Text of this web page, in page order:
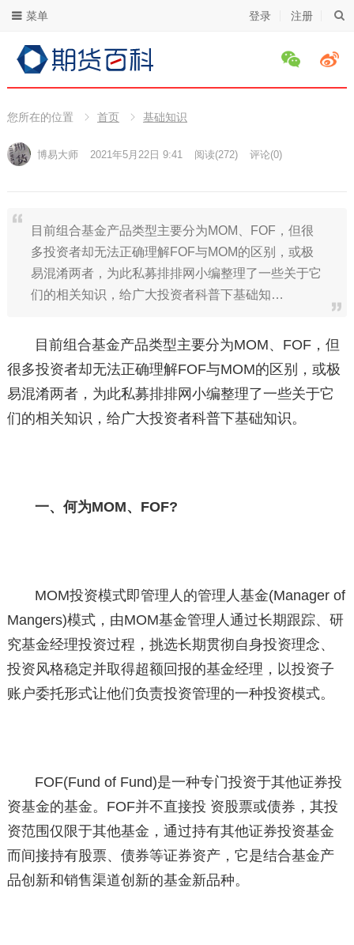
登录 注册
菜单
您所在的位置 首页 基础知识
博易大师 2021年5月22日 9:41 阅读(272) 评论(0)
目前组合基金产品类型主要分为MOM、FOF，但很
多投资者却无法正确理解FOF与MOM的区别，或极
易混淆两者，为此私募排排网小编整理了一些关于它
们的相关知识，给广大投资者科普下基础知…
目前组合基金产品类型主要分为MOM、FOF，但
很多投资者却无法正确理解FOF与MOM的区别，或极
易混淆两者，为此私募排排网小编整理了一些关于它
们的相关知识，给广大投资者科普下基础知识。
一、何为MOM、FOF?
MOM投资模式即管理人的管理人基金(Manager of
Mangers)模式，由MOM基金管理人通过长期跟踪、研
究基金经理投资过程，挑选长期贯彻自身投资理念、
投资风格稳定并取得超额回报的基金经理，以投资子
账户委托形式让他们负责投资管理的一种投资模式。
FOF(Fund of Fund)是一种专门投资于其他证券投
资基金的基金。FOF并不直接投 资股票或债券，其投
资范围仅限于其他基金，通过持有其他证券投资基金
而间接持有股票、债券等证券资产，它是结合基金产
品创新和销售渠道创新的基金新品种。